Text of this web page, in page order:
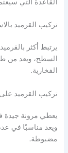
القاعدة التي
تركيب القرميد
يرتبط أكثر
السطح، ويعد من
الفخارية.
تركيب القرميد
يعطي مرونة جيدة
ويعد مناسبًا في
مضبوطة.